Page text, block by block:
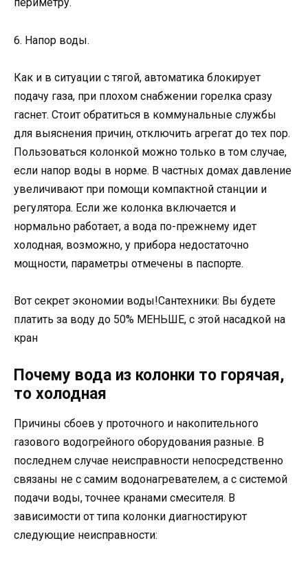
периметру.
6. Напор воды.
Как и в ситуации с тягой, автоматика блокирует
подачу газа, при плохом снабжении горелка сразу
гаснет. Стоит обратиться в коммунальные службы
для выяснения причин, отключить агрегат до тех пор.
Пользоваться колонкой можно только в том случае,
если напор воды в норме. В частных домах давление
увеличивают при помощи компактной станции и
регулятора. Если же колонка включается и
нормально работает, а вода по-прежнему идет
холодная, возможно, у прибора недостаточно
мощности, параметры отмечены в паспорте.
Вот секрет экономии воды!Сантехники: Вы будете
платить за воду до 50% МЕНЬШЕ, с этой насадкой на
кран
Почему вода из колонки то горячая,
то холодная
Причины сбоев у проточного и накопительного
газового водогрейного оборудования разные. В
последнем случае неисправности непосредственно
связаны не с самим водонагревателем, а с системой
подачи воды, точнее кранами смесителя. В
зависимости от типа колонки диагностируют
следующие неисправности: